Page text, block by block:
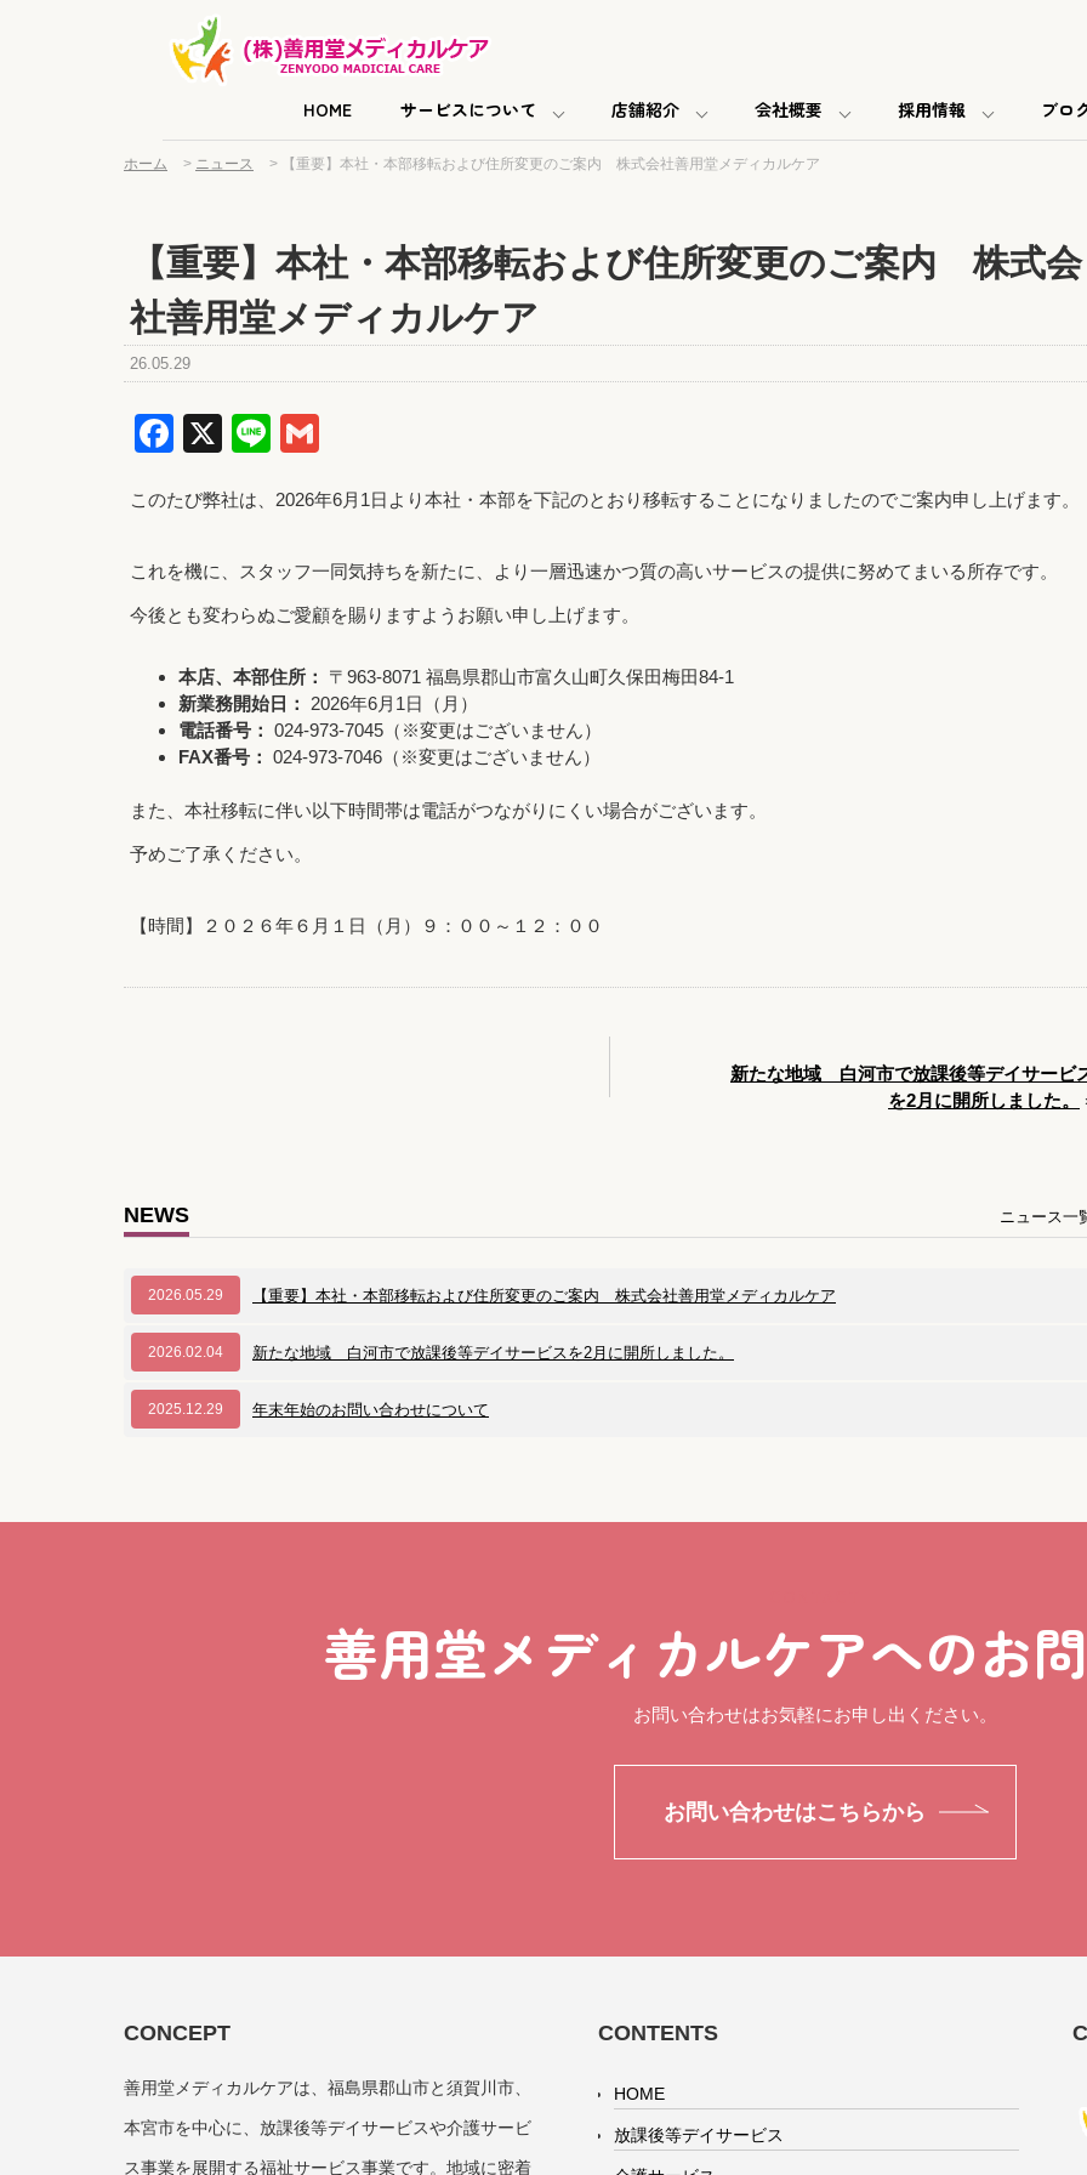
HOME サービスについて 店舗紹介 会社概要 採用情報 ブロ
ホーム > ニュース > 【重要】本社・本部移転および住所変更のご案内 株式会社善用堂メディカルケア
【重要】本社・本部移転および住所変更のご案内 株式会
社善用堂メディカルケア
26.05.29
Facebook
X Line
このたび弊社は、2026年6月1日より本社・本部を下記のとおり移転することになりましたのでご案内申し上げます。
これを機に、スタッフ一同気持ちを新たに、より一層迅速かつ質の高いサービスの提供に努めてまいる所存です。
今後とも変わらぬご愛顧を賜りますようお願い申し上げます。
本店、本部住所：
〒963-8071 福島県郡山市富久山町久保田梅田84-1
新業務開始日：
2026年6月1日（月）
電話番号： 024-973-7045（※変更はございません）
FAX番号： 024-973-7046（※変更はございません）
また、本社移転に伴い以下時間帯は電話がつながりにくい場合がございます。
予めご了承ください。
【時間】２０２６年６月１日（月）９：００～１２：００
新たな地域 白河市で放課後等デイサービ
を2月に開所しました。
NEWS ニュース一
2026.05.29 【重要】本社・本部移転および住所変更のご案内 株式会社善用堂メディカルケア
2026.02.04 新たな地域 白河市で放課後等デイサービスを2月に開所しました。
2025.12.29 年末年始のお問い合わせについて
善用堂メディカルケアへのお
お問い合わせはお気軽にお申し出ください。
お問い合わせはこちらから
CONCEPT
善用堂メディカルケアは、福島県郡山市と須賀川市、
本宮市を中心に、放課後等デイサービスや介護サービ
ス事業を展開する福祉サービス事業です。地域に密着
CONTENTS
HOME
放課後等デイサービス